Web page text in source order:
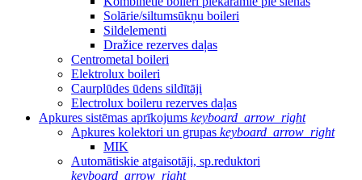
Solārie/siltumsūkņu boileri
Sildelementi
Dražice rezerves daļas
Centrometal boileri
Elektrolux boileri
Caurplūdes ūdens sildītāji
Electrolux boileru rezerves daļas
Apkures sistēmas aprīkojums keyboard_arrow_right
Apkures kolektori un grupas keyboard_arrow_right
MIK
Automātiskie atgaisotāji, sp.reduktori
keyboard_arrow_right